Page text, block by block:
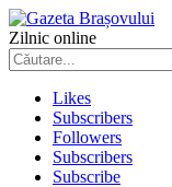
Zilnic online
Likes
Subscribers
Followers
Subscribers
Subscribe